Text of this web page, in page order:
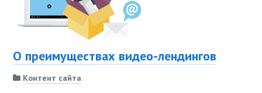
О преимуществах видео-лендингов
Контент сайта